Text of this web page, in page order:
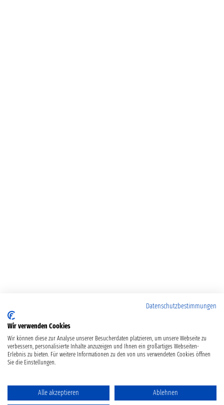
Datenschutzbestimmungen
Wir verwenden Cookies
Wir können diese zur Analyse unserer Besucherdaten platzieren, um unsere Webseite zu
verbessern, personalisierte Inhalte anzuzeigen und Ihnen ein großartiges Webseiten-
Erlebnis zu bieten. Für weitere Informationen zu den von uns verwendeten Cookies öffnen
Sie die Einstellungen.
Alle akzeptieren Ablehnen